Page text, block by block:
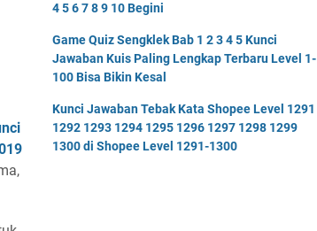
4 5 6 7 8 9 10 Begini
Game Quiz Sengklek Bab 1 2 3 4 5 Kunci
Jawaban Kuis Paling Lengkap Terbaru Level 1-
100 Bisa Bikin Kesal
Kunci Jawaban Tebak Kata Shopee Level 1291
1292 1293 1294 1295 1296 1297 1298 1299
1300 di Shopee Level 1291-1300